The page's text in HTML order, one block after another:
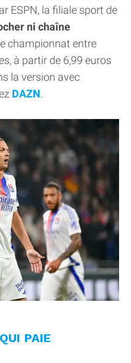
ESPN, la filiale sport de
ni chaîne
championnat entre
à partir de 6,99 euros
la version avec
DAZN.
PAIE